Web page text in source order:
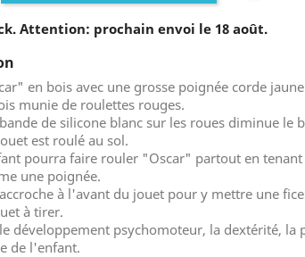
Attention: prochain envoi le 18 août.
en bois avec une grosse poignée corde
munie de roulettes rouges.
de silicone blanc sur les roues diminue le
est roulé au sol.
pourra faire rouler "Oscar" partout en
une poignée.
à l'avant du jouet pour y mettre une
à tirer.
développement psychomoteur, la dextérité, la
de l'enfant.